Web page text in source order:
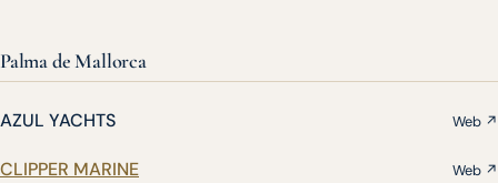
Palma de Mallorca
AZUL YACHTS Web ↗
CLIPPER MARINE Web ↗